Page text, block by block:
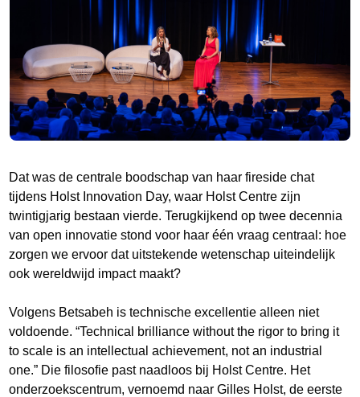
Dat was de centrale boodschap van haar fireside chat
tijdens Holst Innovation Day, waar Holst Centre zijn
twintigjarig bestaan vierde. Terugkijkend op twee decennia
van open innovatie stond voor haar één vraag centraal: hoe
zorgen we ervoor dat uitstekende wetenschap uiteindelijk
ook wereldwijd impact maakt?
Volgens Betsabeh is technische excellentie alleen niet
voldoende. “Technical brilliance without the rigor to bring it
to scale is an intellectual achievement, not an industrial
one.” Die filosofie past naadloos bij Holst Centre. Het
onderzoekscentrum, vernoemd naar Gilles Holst, de eerste